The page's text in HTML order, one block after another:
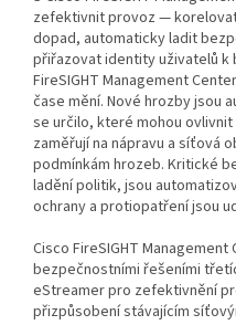
zefektivnit provoz —
dopad, automaticky ladit
přiřazovat identity uživatelů k
FireSIGHT Management
čase mění. Nové hrozby jsou
se určilo, které mohou
zaměřují na nápravu a síťová
podmínkám hrozeb. Kritické
ladění politik, jsou
ochrany a protiopatření jsou
Cisco FireSIGHT
bezpečnostními řešeními
eStreamer pro zefektivnění
přizpůsobení stávajícím